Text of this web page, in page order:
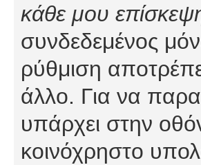
κάθε μου
συνδεδεμένος
ρύθμιση
άλλο. Για να
υπάρχει στην
κοινόχρηστο